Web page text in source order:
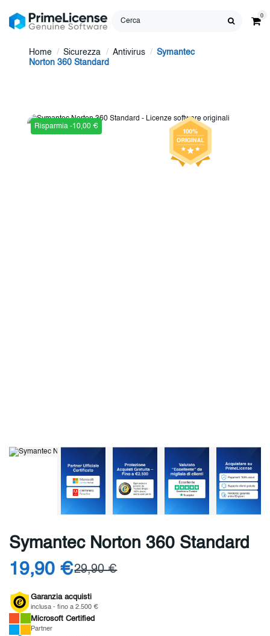
0
Home Sicurezza Antivirus
Symantec
Norton 360 Standard
Risparmia -10,00 €
Symantec Norton 360 Standard
19,90 €29,90 €
Garanzia acquisti
inclusa - fino a 2.500 €
Microsoft Certified
Partner